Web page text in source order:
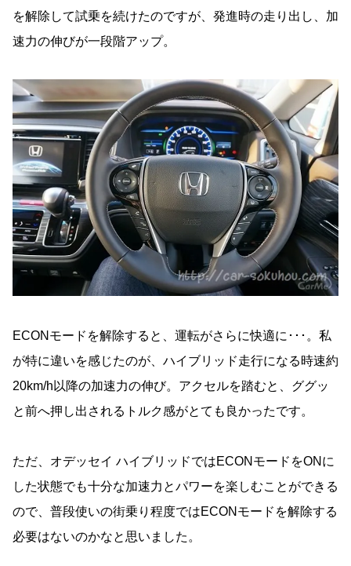
を解除して試乗を続けたのですが、発進時の走り出し、加
速力の伸びが一段階アップ。
ECONモードを解除すると、運転がさらに快適に･･･。私
が特に違いを感じたのが、ハイブリッド走行になる時速約
20km/h以降の加速力の伸び。アクセルを踏むと、ググッ
と前へ押し出されるトルク感がとても良かったです。
ただ、オデッセイ ハイブリッドではECONモードをONに
した状態でも十分な加速力とパワーを楽しむことができる
ので、普段使いの街乗り程度ではECONモードを解除する
必要はないのかなと思いました。